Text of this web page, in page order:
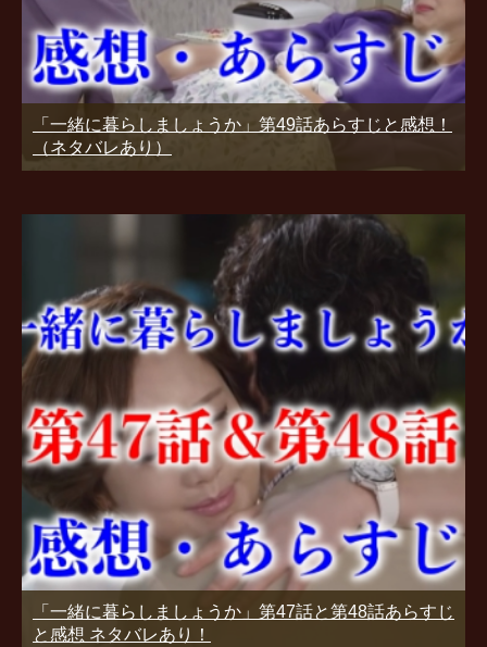
「一緒に暮らしましょうか」第49話あらすじと感想！
（ネタバレあり）
「一緒に暮らしましょうか」第47話と第48話あらすじ
と感想 ネタバレあり！